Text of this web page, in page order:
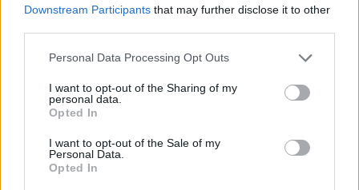
Downstream Participants that may further disclose it to other
Personal Data Processing Opt Outs
I want to opt-out of the Sharing of my
personal data.
Opted In
I want to opt-out of the Sale of my
Personal Data.
Opted In
Technické údaje:
☛ Značka: ATM
☛ Farba: Zlatá matná
☛ Dĺžka: 1200 mm
☛ Šírka: 7 mm
☛ Celková výška: 25 mm
Parametre